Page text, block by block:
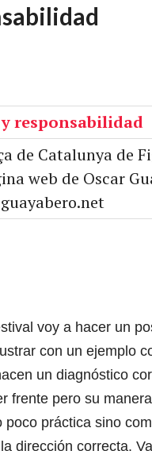
de Catalunya de
web de Oscar
voy a hacer un
con un ejemplo
un diagnóstico
frente pero su
práctica sino
dirección correcta.